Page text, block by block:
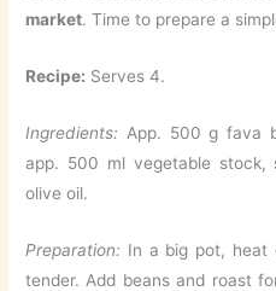
market. Time to prepare a
Recipe: Serves 4.
Ingredients: App. 500 g fava
app. 500 ml vegetable stock,
olive oil.
Preparation: In a big pot, heat
tender. Add beans and roast